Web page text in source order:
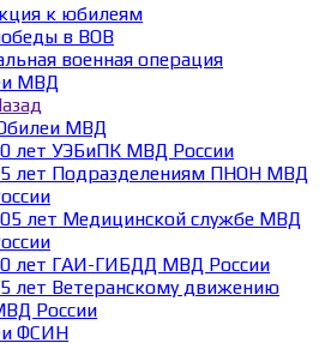
к юбилеям
в ВОВ
военная операция
МВД
МВД
лет УЭБиПК МВД России
лет Подразделениям ПНОН МВД
лет Медицинской службе МВД
лет ГАИ-ГИБДД МВД России
лет Ветеранскому движению
России
ФСИН